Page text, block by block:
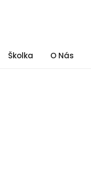
Školka O Nás